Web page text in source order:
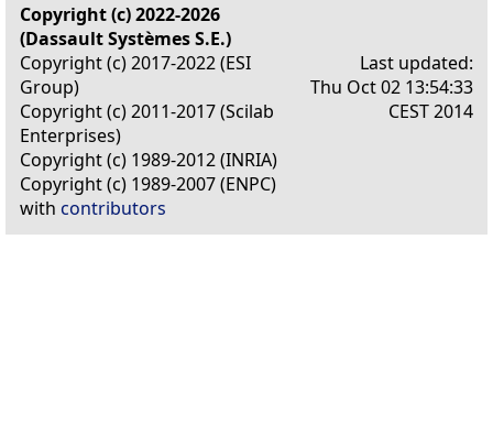
Copyright (c) 2022-2026
(Dassault Systèmes S.E.)
Copyright (c) 2017-2022 (ESI
Group)
Copyright (c) 2011-2017 (Scilab
Enterprises)
Copyright (c) 1989-2012 (INRIA)
Copyright (c) 1989-2007 (ENPC)
with contributors
Last updated:
Thu Oct 02 13:54:33
CEST 2014